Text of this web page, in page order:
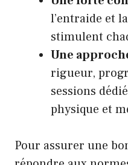
l’entraide et
stimulent
Une
rigueur,
sessions
physique et
Pour assurer une